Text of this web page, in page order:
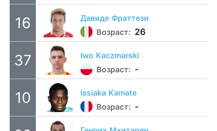
16 Давиде Фраттези
Возраст: 26
37 Iwo Kaczmarski
Возраст: -
10 Issiaka Kamate
Возраст: -